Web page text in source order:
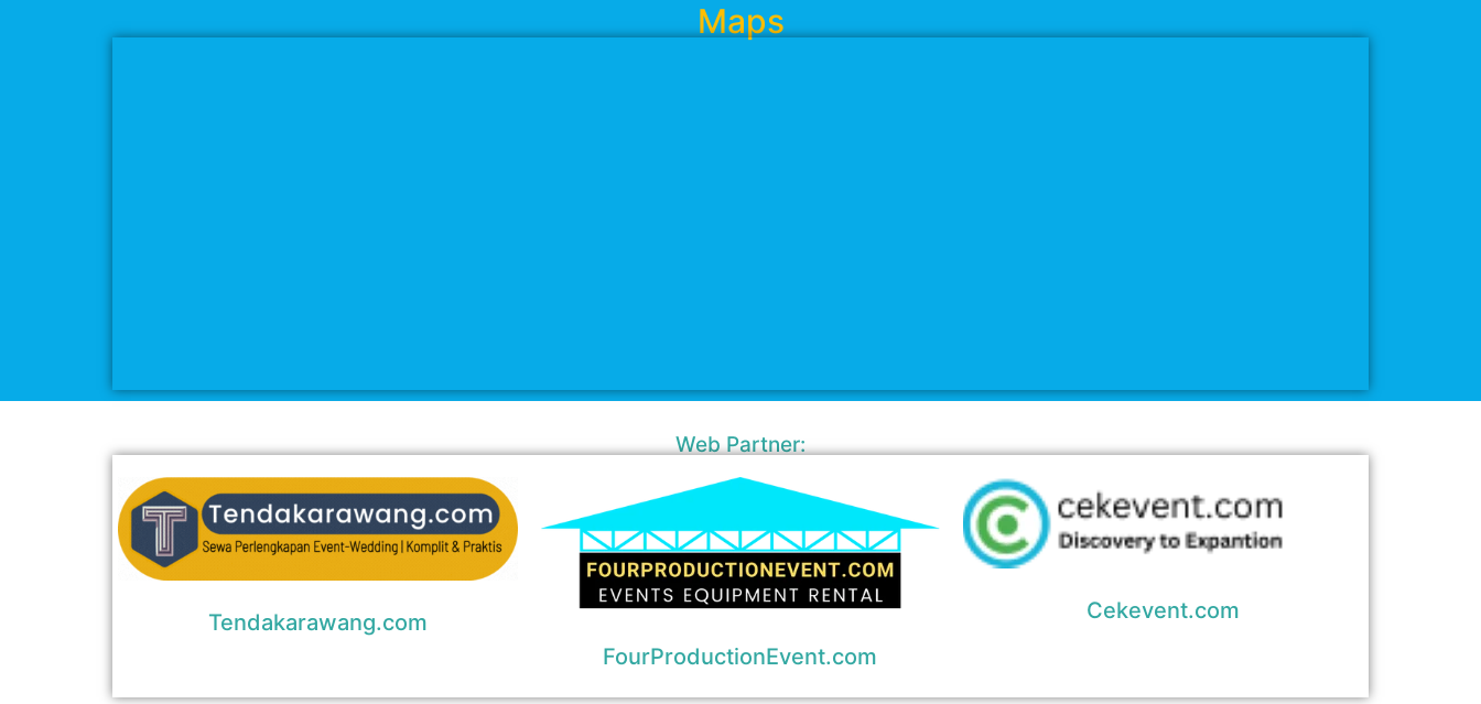
Maps
Web Partner:
Tendakarawang.com
FourProductionEvent.com
Cekevent.com